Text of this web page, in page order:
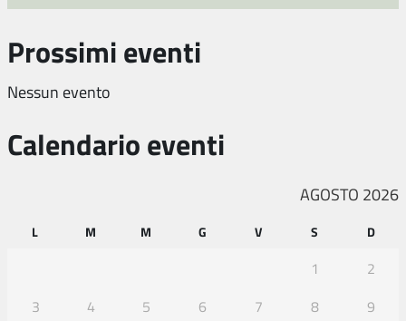
Prossimi eventi
Nessun evento
Calendario eventi
AGOSTO 2026
L M M G V S D
1
2
3
4 5 6 7 8
9